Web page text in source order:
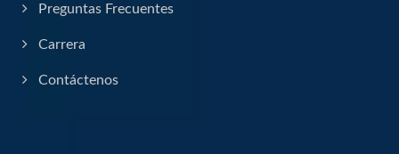
Preguntas Frecuentes
Carrera
Contáctenos